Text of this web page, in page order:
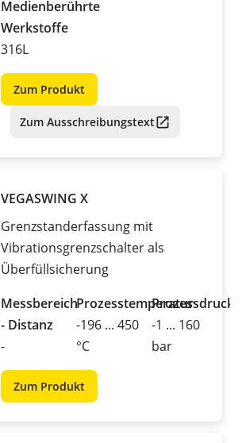
Medienberührte
Werkstoffe
316L
Zum Produkt
Zum Ausschreibungstext
VEGASWING X
Grenzstanderfassung mit
Vibrationsgrenzschalter als
Überfüllsicherung
Messbereich
- Distanz
-
Prozesstemperatur
-196 ... 450
°C
Prozessdruck
-1 ... 160
bar
Zum Produkt